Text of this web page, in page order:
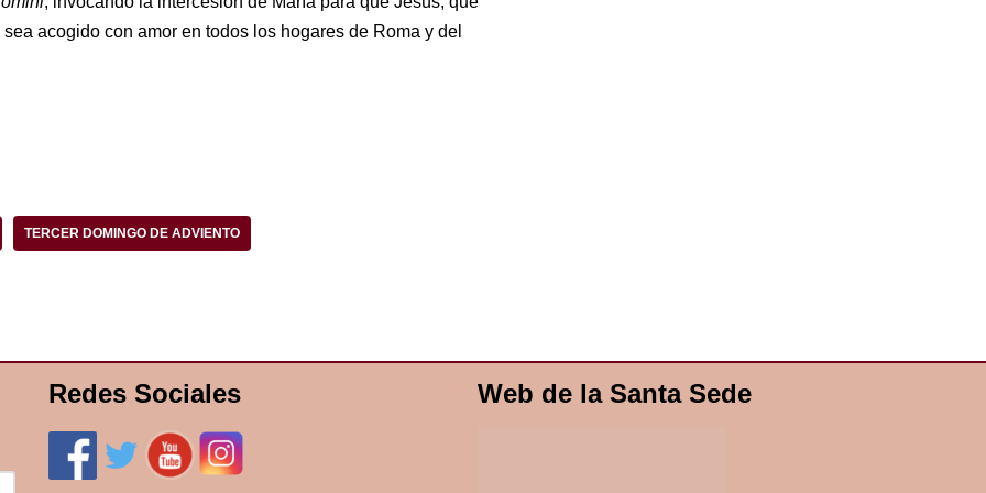
acogido con amor en todos los hogares de Roma y del
TERCER DOMINGO DE ADVIENTO
Redes Sociales Web de la Santa Sede